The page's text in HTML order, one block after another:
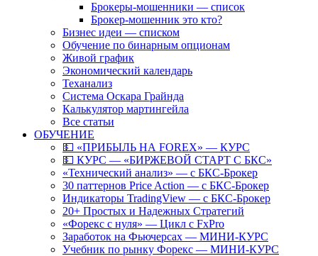
Брокеры-мошенники — список
Брокер-мошенник это кто?
Бизнес идеи — списком
Обучение по бинарным опционам
Живой график
Экономический календарь
Теханализ
Система Оскара Грайнда
Калькулятор мартингейла
Все статьи
ОБУЧЕНИЕ
💵 «ПРИБЫЛЬ НА FOREX» — КУРС
💵 КУРС — «БИРЖЕВОЙ СТАРТ С БКС»
«Технический анализ» — с БКС-Брокер
30 паттернов Price Action — с БКС-Брокер
Индикаторы TradingView — с БКС-Брокер
20+ Простых и Надежных Стратегий
«Форекс с нуля» — Цикл с FxPro
Заработок на Фьючерсах — МИНИ-КУРС
Учебник по рынку Форекс — МИНИ-КУРС